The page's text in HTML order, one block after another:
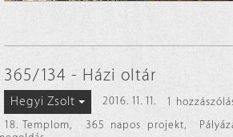
365/134 - Házi oltár
Hegyi Zsolt 2016. 11. 11.
1
18. Templom, 365 napos projekt,